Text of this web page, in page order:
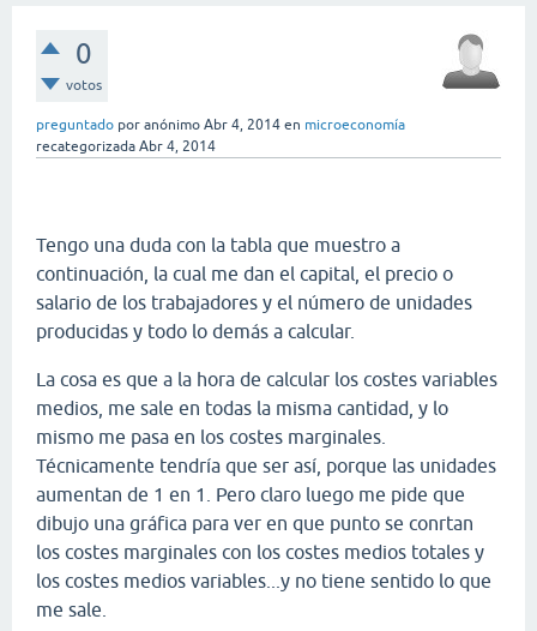
0
votos
preguntado por anónimo Abr 4, 2014 en microeconomía
recategorizada Abr 4, 2014
Tengo una duda con la tabla que muestro a
continuación, la cual me dan el capital, el precio o
salario de los trabajadores y el número de unidades
producidas y todo lo demás a calcular.
La cosa es que a la hora de calcular los costes variables
medios, me sale en todas la misma cantidad, y lo
mismo me pasa en los costes marginales.
Técnicamente tendría que ser así, porque las unidades
aumentan de 1 en 1. Pero claro luego me pide que
dibujo una gráfica para ver en que punto se conrtan
los costes marginales con los costes medios totales y
los costes medios variables...y no tiene sentido lo que
me sale.